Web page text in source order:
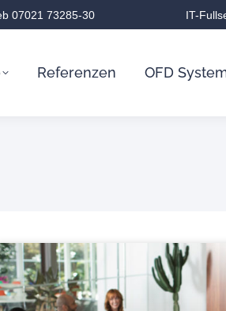
07021 73285-30 IT-
Referenzen OFD